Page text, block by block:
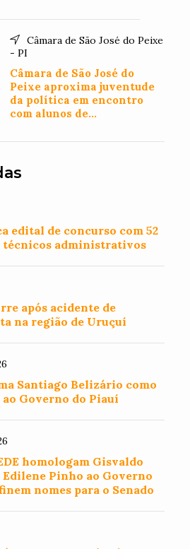
Câmara de São José do Peixe
- PI
Câmara de São José do
Peixe aproxima juventude
da política em encontro
com alunos de
edital de concurso com 52
técnicos administrativos
após acidente de
na região de Uruçuí
Santiago Belizário como
Governo do Piauí
homologam Gisvaldo
Pinho ao Governo
nomes para o Senado